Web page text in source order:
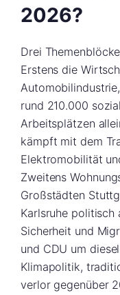
2026?
Drei
Erstens die
rund 210.000
Arbeitsplätzen
kämpft mit dem
Elektromobilität
Zweitens
Großstädten
Karlsruhe politisch
Sicherheit und
und CDU um
Klimapolitik,
verlor gegenüber